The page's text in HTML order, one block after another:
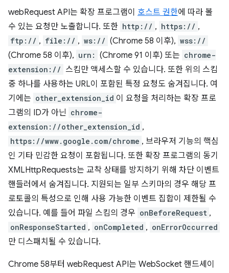
webRequest API는 확장 프로그램이 호스트 권한에 따라 볼
수 있는 요청만 노출합니다. 또한 http:// , https:// ,
ftp:// , file:// , ws:// (Chrome 58 이후), wss://
(Chrome 58 이후), urn: (Chrome 91 이후) 또는 chrome-
extension:// 스킴만 액세스할 수 있습니다. 또한 위의 스킴
중 하나를 사용하는 URL이 포함된 특정 요청도 숨겨집니다. 여
기에는 other_extension_id 이 요청을 처리하는 확장 프로
그램의 ID가 아닌 chrome-
extension://other_extension_id ,
https://www.google.com/chrome , 브라우저 기능의 핵심
인 기타 민감한 요청이 포함됩니다. 또한 확장 프로그램의 동기
XMLHttpRequests는 교착 상태를 방지하기 위해 차단 이벤트
핸들러에서 숨겨집니다. 지원되는 일부 스키마의 경우 해당 프
로토콜의 특성으로 인해 사용 가능한 이벤트 집합이 제한될 수
있습니다. 예를 들어 파일 스킴의 경우 onBeforeRequest ,
onResponseStarted , onCompleted , onErrorOccurred
만 디스패치될 수 있습니다.
Chrome 58부터 webRequest API는 WebSocket 핸드셰이